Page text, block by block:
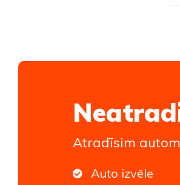
Atradīsim
Auto izvēle